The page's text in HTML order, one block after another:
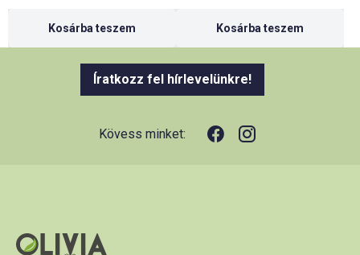
Kosárba teszem Kosárba teszem
Íratkozz fel hírlevelünkre!
Kövess minket: